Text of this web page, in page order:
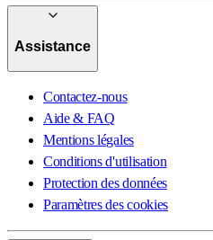
Assistance
Contactez-nous
Aide & FAQ
Mentions légales
Conditions d'utilisation
Protection des données
Paramètres des cookies